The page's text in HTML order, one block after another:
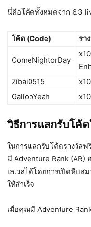
นี่คือโค้ดทั้งหมดจาก 6.3
โค้ด (Code) รา
ComeNightorDay
Zibai0515
GallopYeah
วิธีการแลกรับโค้
ในการแลกรับโค้ดรางวัลฟ
มี Adventure Rank (AR)
เลเวลได้โดยการเปิดหีบส
ให้สำเร็จ
เมื่อคุณมี Adventure